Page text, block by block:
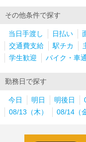
その他条件で探す
当日手渡し 日払い
交通費支給
駅チカ
学生歓迎
バイク・車
勤務日で探す
今日 明日 明後日
08/13（木）
08/14（